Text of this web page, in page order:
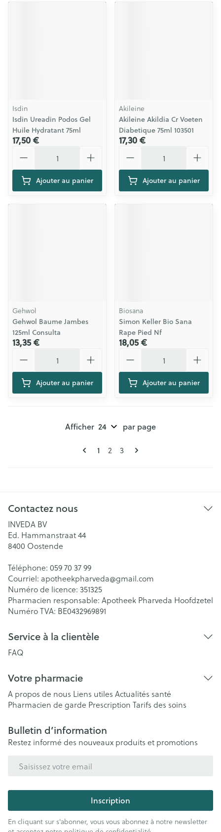
Isdin
Isdin Ureadin Podos Gel
Huile Hydratant 75ml
17,50 €
Ajouter au panier
Akileine
Akileine Akildia Cr Voeten
Diabetique 75ml 103501
17,30 €
Ajouter au panier
Gehwol
Gehwol Baume Jambes
125ml Consulta
13,35 €
Ajouter au panier
Biosana
Simon Keller Bio Sana
Rape Pied Nf
18,05 €
Ajouter au panier
Pages
Vous lisez actuellement la page
1 Page
2 Page
3
Afficher par page
Contactez nous
INVEDA BV
Ed. Hammanstraat 44
8400 Oostende
Téléphone: 059 70 37 99
Courriel: apotheekpharveda@gmail.com
Numéro de licence: 351325
Pharmacien responsable: Apotheek Pharveda Hoofdzetel
Numéro TVA: BE0432969891
Service à la clientèle
FAQ
Votre pharmacie
A propos de nous Liens utiles Actualités santé
Pharmacien de garde Prescription Tarifs des soins
Bulletin d’information
Restez informé des nouveaux produits et promotions
Inscription
En cliquant sur s'abonner, vous vous abonnez à notre newsletter